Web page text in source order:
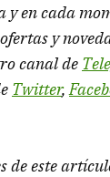
y en cada
y
canal de
Twitter,
de este